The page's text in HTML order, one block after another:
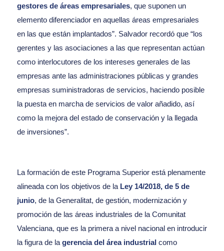
gestores de áreas empresariales, que suponen un
elemento diferenciador en aquellas áreas empresariales
en las que están implantados”. Salvador recordó que “los
gerentes y las asociaciones a las que representan actúan
como interlocutores de los intereses generales de las
empresas ante las administraciones públicas y grandes
empresas suministradoras de servicios, haciendo posible
la puesta en marcha de servicios de valor añadido, así
como la mejora del estado de conservación y la llegada
de inversiones”.
La formación de este Programa Superior está plenamente
alineada con los objetivos de la Ley 14/2018, de 5 de
junio, de la Generalitat, de gestión, modernización y
promoción de las áreas industriales de la Comunitat
Valenciana, que es la primera a nivel nacional en introducir
la figura de la gerencia del área industrialcomo